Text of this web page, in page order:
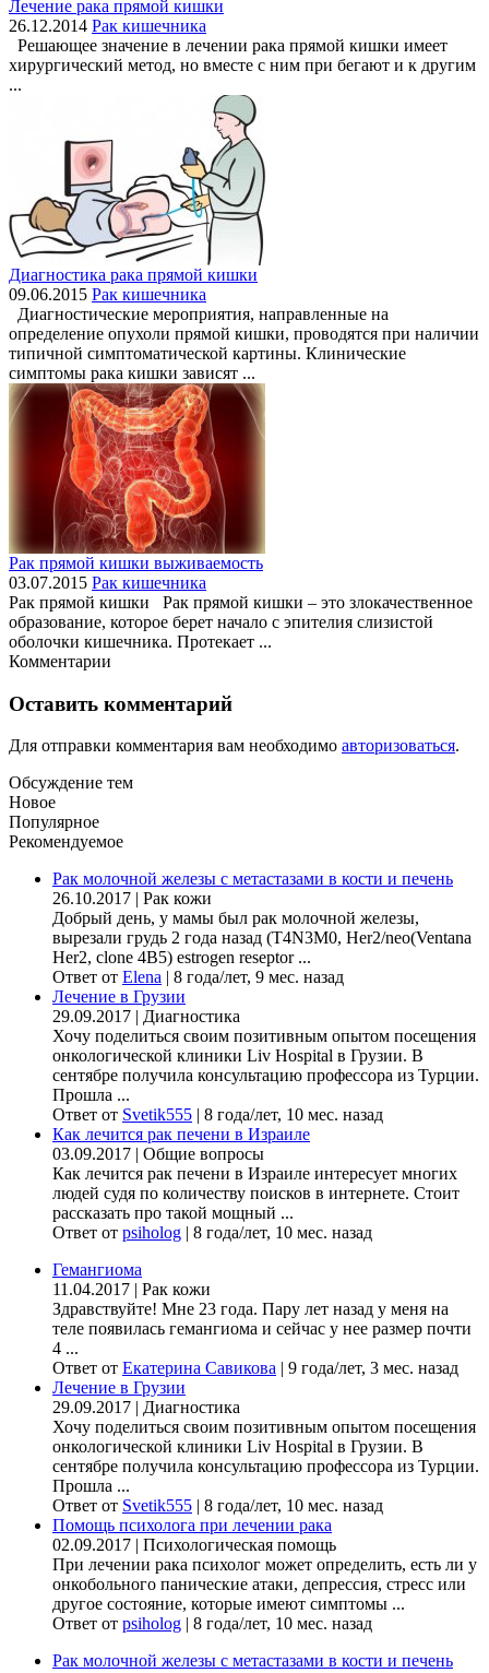
Лечение рака прямой кишки
26.12.2014 Рак кишечника
Решающее значение в лечении рака прямой кишки имеет
хирургический метод, но вместе с ним при бегают и к другим
...
Диагностика рака прямой кишки
09.06.2015 Рак кишечника
Диагностические мероприятия, направленные на
определение опухоли прямой кишки, проводятся при наличии
типичной симптоматической картины. Клинические
симптомы рака кишки зависят ...
Рак прямой кишки выживаемость
03.07.2015 Рак кишечника
Рак прямой кишки Рак прямой кишки – это злокачественное
образование, которое берет начало с эпителия слизистой
оболочки кишечника. Протекает ...
Комментарии
Оставить комментарий
Для отправки комментария вам необходимо авторизоваться.
Обсуждение тем
Новое
Популярное
Рекомендуемое
Рак молочной железы с метастазами в кости и печень
26.10.2017 | Рак кожи
Добрый день, у мамы был рак молочной железы,
вырезали грудь 2 года назад (Т4N3M0, Her2/neo(Ventana
Her2, clone 4B5) estrogen reseptor ...
Ответ от Elena | 8 года/лет, 9 мес. назад
Лечение в Грузии
29.09.2017 | Диагностика
Хочу поделиться своим позитивным опытом посещения
онкологической клиники Liv Hospital в Грузии. В
сентябре получила консультацию профессора из Турции.
Прошла ...
Ответ от Svetik555 | 8 года/лет, 10 мес. назад
Как лечится рак печени в Израиле
03.09.2017 | Общие вопросы
Как лечится рак печени в Израиле интересует многих
людей судя по количеству поисков в интернете. Стоит
рассказать про такой мощный ...
Ответ от psiholog | 8 года/лет, 10 мес. назад
Гемангиома
11.04.2017 | Рак кожи
Здравствуйте! Мне 23 года. Пару лет назад у меня на
теле появилась гемангиома и сейчас у нее размер почти
4 ...
Ответ от Екатерина Савикова | 9 года/лет, 3 мес. назад
Лечение в Грузии
29.09.2017 | Диагностика
Хочу поделиться своим позитивным опытом посещения
онкологической клиники Liv Hospital в Грузии. В
сентябре получила консультацию профессора из Турции.
Прошла ...
Ответ от Svetik555 | 8 года/лет, 10 мес. назад
Помощь психолога при лечении рака
02.09.2017 | Психологическая помощь
При лечении рака психолог может определить, есть ли у
онкобольного панические атаки, депрессия, стресс или
другое состояние, которые имеют симптомы ...
Ответ от psiholog | 8 года/лет, 10 мес. назад
Рак молочной железы с метастазами в кости и печень